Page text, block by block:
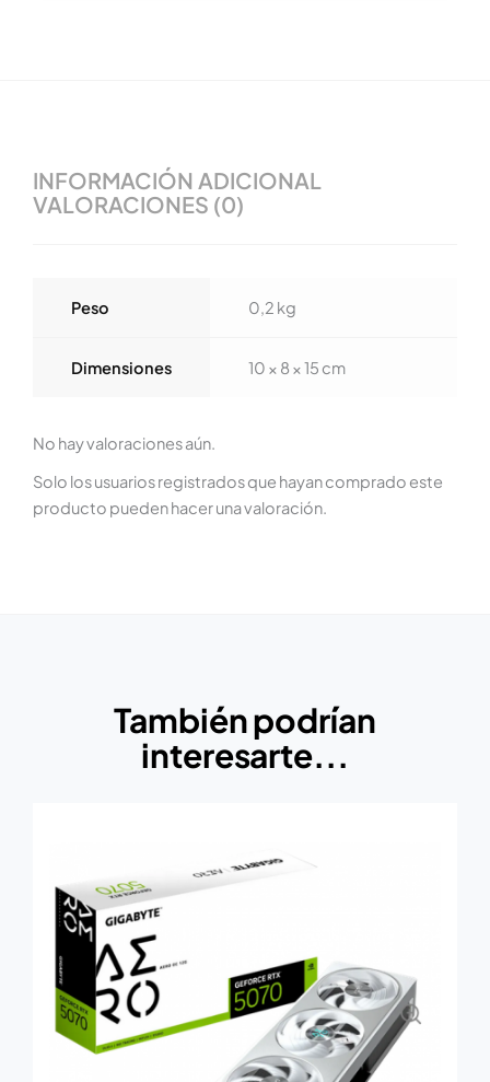
INFORMACIÓN ADICIONAL
VALORACIONES (0)
Peso 0,2 kg
Dimensiones 10 × 8 × 15 cm
No hay valoraciones aún.
Solo los usuarios registrados que hayan comprado este
producto pueden hacer una valoración.
También podrían
interesarte...